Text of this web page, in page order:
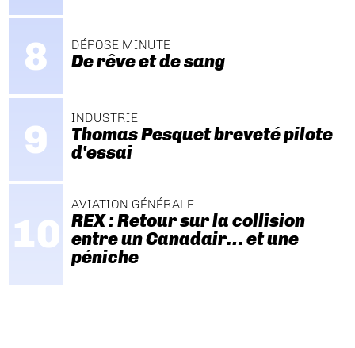
DÉPOSE MINUTE
De rêve et de sang
INDUSTRIE
Thomas Pesquet breveté pilote
d'essai
AVIATION GÉNÉRALE
REX : Retour sur la collision
entre un Canadair… et une
péniche